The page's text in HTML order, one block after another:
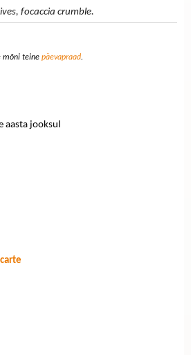
focaccia crumble.
mõni teine päevapraad.
aasta jooksul